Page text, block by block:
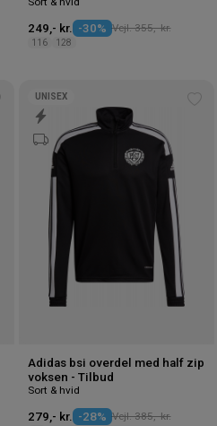
249,- kr. -30% Vejl. 355,- kr.
116 128
ønskeliste
UNISEX
Adidas bsi overdel med half zip
voksen - Tilbud
Sort & hvid
279,- kr. -28% Vejl. 385,- kr.